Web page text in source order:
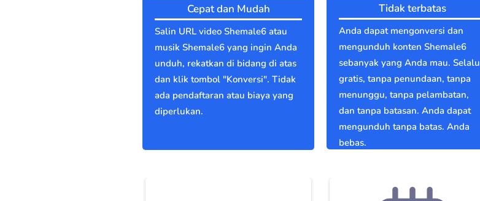
Cepat dan Mudah
Salin URL video Shemale6 atau
musik Shemale6 yang ingin Anda
unduh, rekatkan di bidang di atas
dan klik tombol "Konversi". Tidak
ada pendaftaran atau biaya yang
diperlukan.
Tidak terbatas
Anda dapat mengonversi dan
mengunduh konten Shemale6
sebanyak yang Anda mau. Selalu
gratis, tanpa penundaan, tanpa
menunggu, tanpa pelambatan,
dan tanpa batasan. Anda dapat
mengunduh tanpa batas. Anda
bebas.